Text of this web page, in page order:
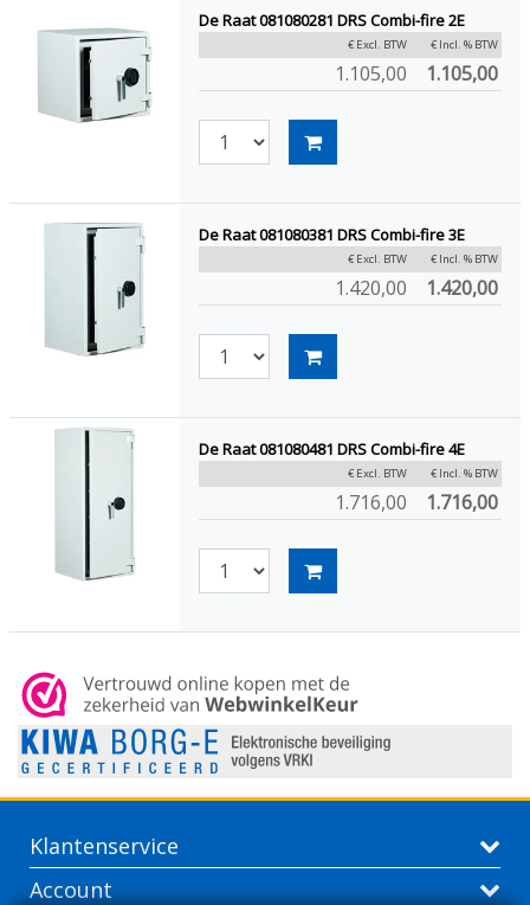
De Raat 081080281 DRS Combi-fire 2E
€ Excl. BTW € Incl. % BTW
1.105,00 1.105,00
De Raat 081080381 DRS Combi-fire 3E
€ Excl. BTW € Incl. % BTW
1.420,00 1.420,00
De Raat 081080481 DRS Combi-fire 4E
€ Excl. BTW € Incl. % BTW
1.716,00 1.716,00
Klantenservice
Account